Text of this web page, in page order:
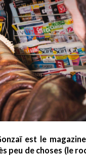
est le
peu de choses (le